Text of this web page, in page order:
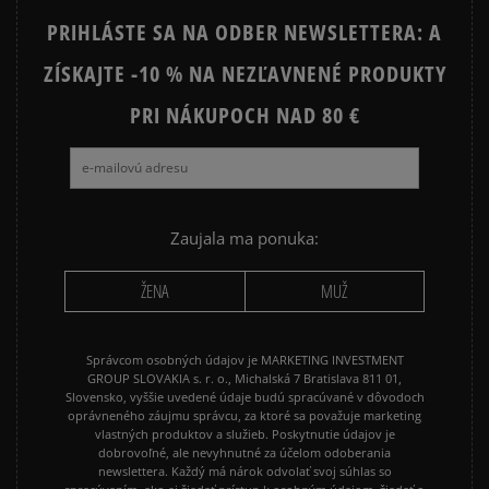
Ako zhromažďujeme recenzie?
Recenzie zákazníkov
PRIHLÁSTE SA NA ODBER NEWSLETTERA: A
ZÍSKAJTE -10 % NA NEZĽAVNENÉ PRODUKTY
PRI NÁKUPOCH NAD 80 €
Zaujala ma ponuka:
ŽENA MUŽ
Správcom osobných údajov je MARKETING INVESTMENT
GROUP SLOVAKIA s. r. o., Michalská 7 Bratislava 811 01,
Slovensko, vyššie uvedené údaje budú spracúvané v dôvodoch
oprávneného záujmu správcu, za ktoré sa považuje marketing
vlastných produktov a služieb. Poskytnutie údajov je
dobrovoľné, ale nevyhnutné za účelom odoberania
newslettera. Každý má nárok odvolať svoj súhlas so